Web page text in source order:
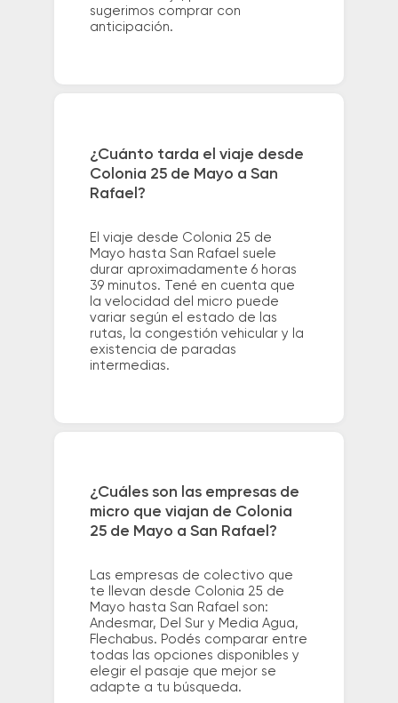
sugerimos comprar con
anticipación.
¿Cuánto tarda el viaje desde
Colonia 25 de Mayo a San
Rafael?
El viaje desde Colonia 25 de
Mayo hasta San Rafael suele
durar aproximadamente 6 horas
39 minutos. Tené en cuenta que
la velocidad del micro puede
variar según el estado de las
rutas, la congestión vehicular y la
existencia de paradas
intermedias.
¿Cuáles son las empresas de
micro que viajan de Colonia
25 de Mayo a San Rafael?
Las empresas de colectivo que
te llevan desde Colonia 25 de
Mayo hasta San Rafael son:
Andesmar, Del Sur y Media Agua,
Flechabus. Podés comparar entre
todas las opciones disponibles y
elegir el pasaje que mejor se
adapte a tu búsqueda.